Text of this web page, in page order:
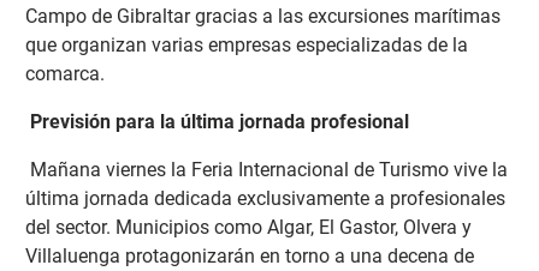
Campo de Gibraltar gracias a las excursiones marítimas
que organizan varias empresas especializadas de la
comarca.
Previsión para la última jornada profesional
Mañana viernes la Feria Internacional de Turismo vive la
última jornada dedicada exclusivamente a profesionales
del sector. Municipios como Algar, El Gastor, Olvera y
Villaluenga protagonizarán en torno a una decena de